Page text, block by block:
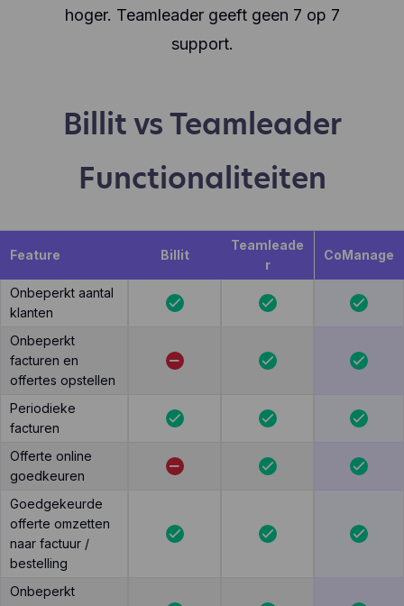
hoger. Teamleader geeft geen 7 op 7
support.
Billit vs Teamleader
Functionaliteiten
Feature Billit
Teamleade
r
CoManage
Onbeperkt aantal
klanten
Onbeperkt
facturen en
offertes opstellen
Periodieke
facturen
Offerte online
goedkeuren
Goedgekeurde
offerte omzetten
naar factuur /
bestelling
Onbeperkt